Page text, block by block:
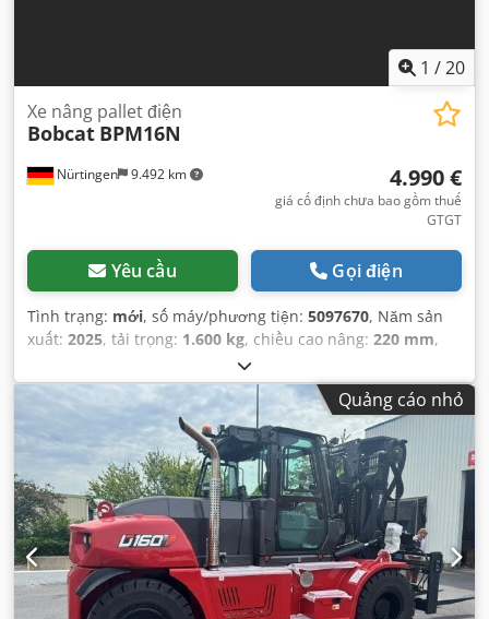
1 /20
Nürtingen 9.492 km
Xe nâng pallet điện
Bobcat BPM16N
4.990 €
giá cố định chưa bao gồm thuế
GTGT
Yêu cầu Gọi điện
Tình trạng: mới, số máy/phương tiện: 5097670, Năm sản
xuất: 2025, tải trọng: 1.600 kg, chiều cao nâng: 220 mm,
, loại nhiên liệu:
chiều cao xây dựng:1.300 mm, điện áp ắc quy:25,6 V,
chiều dài càng:1.150 mm, trọng lượng tổng cộng: 400 kg ,
Quảng cáo nhỏ